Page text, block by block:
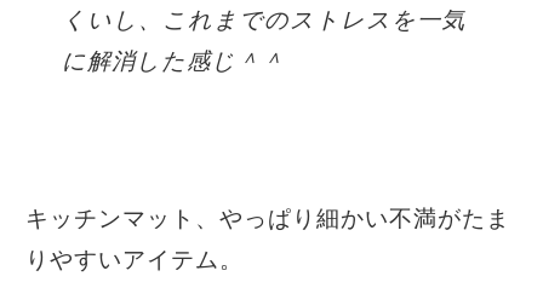
くいし、これまでのストレスを一気
に解消した感じ＾＾
キッチンマット、やっぱり細かい不満がたま
りやすいアイテム。